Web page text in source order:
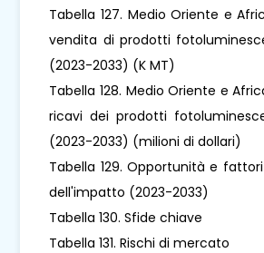
Tabella 127. Medio Oriente e
vendita di prodotti
(2023-2033) (K MT)
Tabella 128. Medio Oriente e
ricavi dei prodotti
(2023-2033) (milioni di dollari)
Tabella 129. Opportunità e
dell'impatto (2023-2033)
Tabella 130. Sfide chiave
Tabella 131. Rischi di mercato